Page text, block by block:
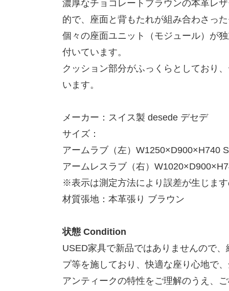
濃厚なチョコレートブラウンの本革レ
的で、座面と背もたれが組み合わさっ
個々の座面ユニット（モジュール）が
付いています。
クッション部分がふっくらとしており
います。
メーカー：スイス製 desede デセデ
サイズ：
アームラブ（左）W1250×D900×H740
アームレスラブ（右）
※表示は測定方法により誤差が生じま
材質張地：本革張り ブラウン
状態 Condition
USED家具で新品ではありませんので
プ等を施しており、快適な座り心地で
アンティークの特性をご理解のうえ、